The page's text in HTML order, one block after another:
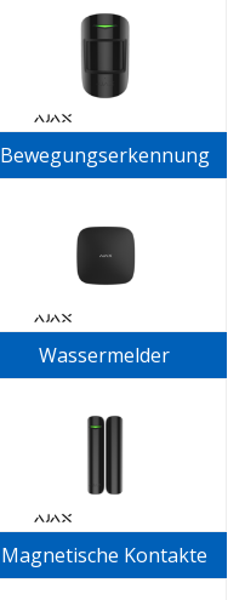
Bewegungserkennung
Wassermelder
Magnetische Kontakte